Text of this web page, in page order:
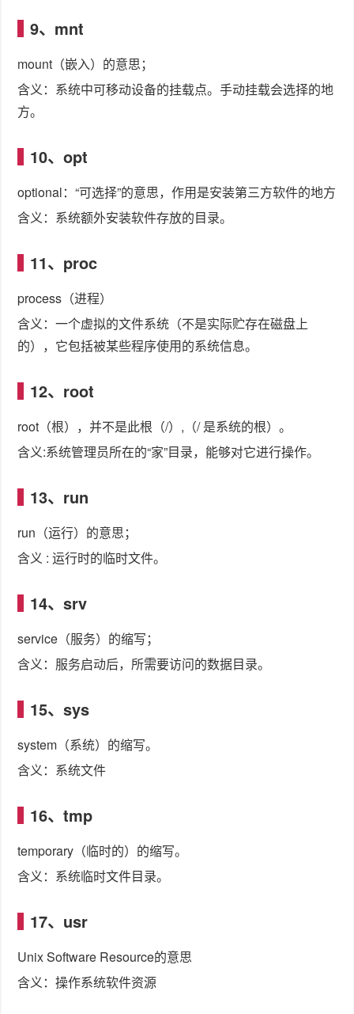
9、mnt
mount（嵌入）的意思；
含义：系统中可移动设备的挂载点。手动挂载会选择的地
方。
10、opt
optional：“可选择”的意思，作用是安装第三方软件的地方
含义：系统额外安装软件存放的目录。
11、proc
process（进程）
含义：一个虚拟的文件系统（不是实际贮存在磁盘上
的），它包括被某些程序使用的系统信息。
12、root
root（根），并不是此根（/）,（/ 是系统的根）。
含义:系统管理员所在的“家”目录，能够对它进行操作。
13、run
run（运行）的意思；
含义 : 运行时的临时文件。
14、srv
service（服务）的缩写；
含义：服务启动后，所需要访问的数据目录。
15、sys
system（系统）的缩写。
含义：系统文件
16、tmp
temporary（临时的）的缩写。
含义：系统临时文件目录。
17、usr
Unix Software Resource的意思
含义：操作系统软件资源